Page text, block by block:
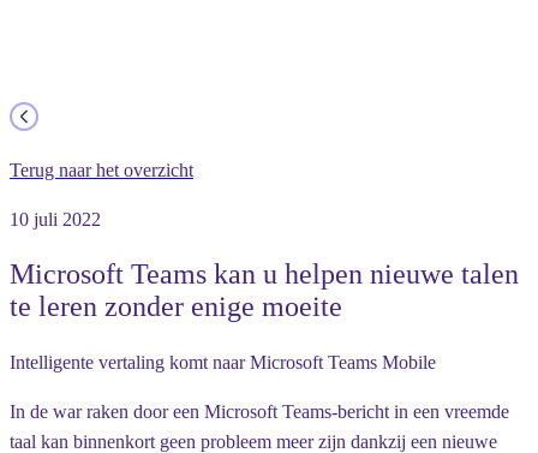
Terug naar het overzicht
10 juli 2022
Microsoft Teams kan u helpen nieuwe talen
te leren zonder enige moeite
Intelligente vertaling komt naar Microsoft Teams Mobile
In de war raken door een Microsoft Teams-bericht in een vreemde
taal kan binnenkort geen probleem meer zijn dankzij een nieuwe